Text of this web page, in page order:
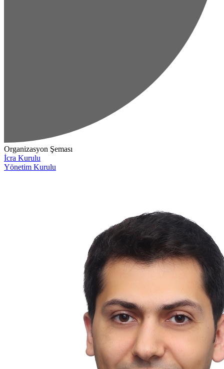
Organizasyon Şeması
İcra Kurulu
Yönetim Kurulu